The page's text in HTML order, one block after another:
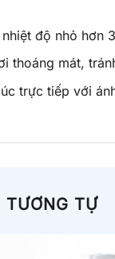
độ nhỏ hơn
thoáng mát,
trực tiếp với
TƯƠNG TỰ